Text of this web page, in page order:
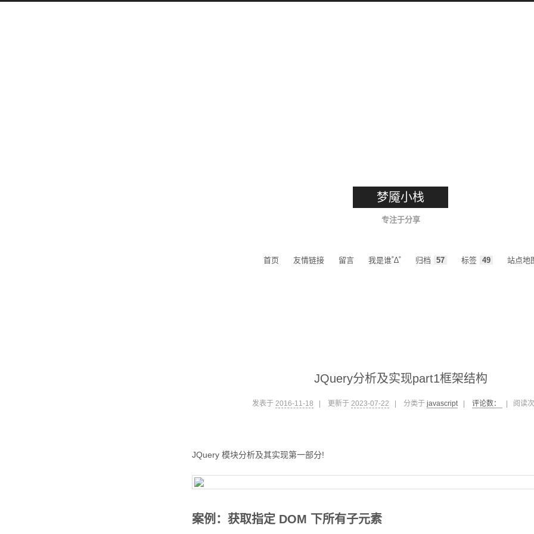
梦魇小栈
专注于分享
首页 友情链接 留言 我是谁˚∆˚ 归档 57 标签 49 站点地
JQuery分析及实现part1框架结构
发表于 2016-11-18 更新于 2023-07-22 分类于 javascript 评论数： 阅读
JQuery 模块分析及其实现第一部分!
案例：获取指定 DOM 下所有子元素